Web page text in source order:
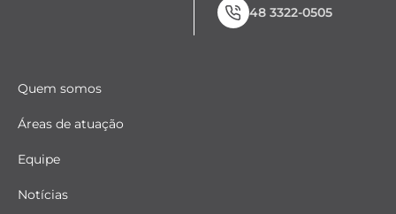
48 3322-0505
Quem somos
Áreas de atuação
Equipe
Notícias